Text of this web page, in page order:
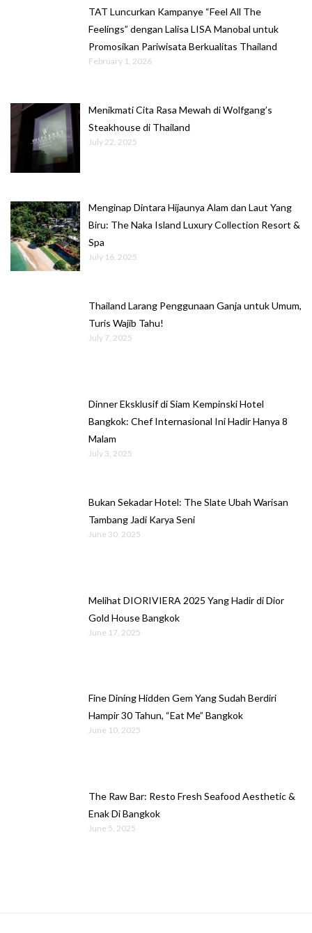
TAT Luncurkan Kampanye “Feel All The
Feelings” dengan Lalisa LISA Manobal untuk
Promosikan Pariwisata Berkualitas Thailand
February 1, 2026
Menikmati Cita Rasa Mewah di Wolfgang’s
Steakhouse di Thailand
July 22, 2025
Menginap Dintara Hijaunya Alam dan Laut Yang
Biru: The Naka Island Luxury Collection Resort &
Spa
July 16, 2025
Thailand Larang Penggunaan Ganja untuk Umum,
Turis Wajib Tahu!
July 7, 2025
Dinner Eksklusif di Siam Kempinski Hotel
Bangkok: Chef Internasional Ini Hadir Hanya 8
Malam
July 3, 2025
Bukan Sekadar Hotel: The Slate Ubah Warisan
Tambang Jadi Karya Seni
June 30, 2025
Melihat DIORIVIERA 2025 Yang Hadir di Dior
Gold House Bangkok
June 17, 2025
Fine Dining Hidden Gem Yang Sudah Berdiri
Hampir 30 Tahun, “Eat Me” Bangkok
June 10, 2025
The Raw Bar: Resto Fresh Seafood Aesthetic &
Enak Di Bangkok
June 5, 2025